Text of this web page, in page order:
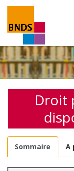
Droit
Sommaire A